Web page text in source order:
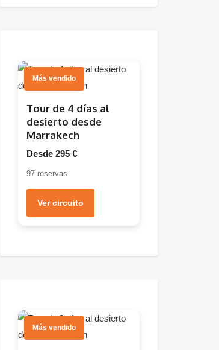
Más vendido
Tour de 4 días al
desierto desde
Marrakech
Desde 295 €
97 reservas
Ver circuito
Más vendido